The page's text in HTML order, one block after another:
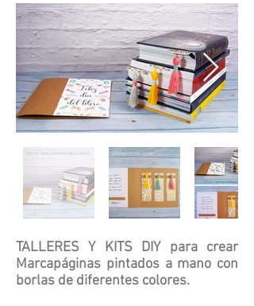
TALLERES Y KITS DIY para crear
Marcapáginas pintados a mano con
borlas de diferentes colores.